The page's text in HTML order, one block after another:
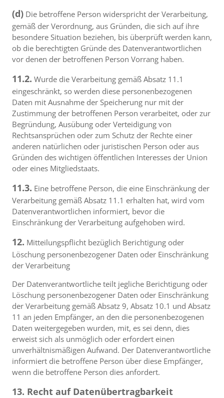
(d) Die betroffene Person widerspricht der Verarbeitung,
gemäß der Verordnung, aus Gründen, die sich auf ihre
besondere Situation beziehen, bis überprüft werden kann,
ob die berechtigten Gründe des Datenverantwortlichen
vor denen der betroffenen Person Vorrang haben.
11.2. Wurde die Verarbeitung gemäß Absatz 11.1
eingeschränkt, so werden diese personenbezogenen
Daten mit Ausnahme der Speicherung nur mit der
Zustimmung der betroffenen Person verarbeitet, oder zur
Begründung, Ausübung oder Verteidigung von
Rechtsansprüchen oder zum Schutz der Rechte einer
anderen natürlichen oder juristischen Person oder aus
Gründen des wichtigen öffentlichen Interesses der Union
oder eines Mitgliedstaats.
11.3. Eine betroffene Person, die eine Einschränkung der
Verarbeitung gemäß Absatz 11.1 erhalten hat, wird vom
Datenverantwortlichen informiert, bevor die
Einschränkung der Verarbeitung aufgehoben wird.
12. Mitteilungspflicht bezüglich Berichtigung oder
Löschung personenbezogener Daten oder Einschränkung
der Verarbeitung
Der Datenverantwortliche teilt jegliche Berichtigung oder
Löschung personenbezogener Daten oder Einschränkung
der Verarbeitung gemäß Absatz 9, Absatz 10.1 und Absatz
11 an jeden Empfänger, an den die personenbezogenen
Daten weitergegeben wurden, mit, es sei denn, dies
erweist sich als unmöglich oder erfordert einen
unverhältnismäßigen Aufwand. Der Datenverantwortliche
informiert die betroffene Person über diese Empfänger,
wenn die betroffene Person dies anfordert.
13. Recht auf Datenübertragbarkeit